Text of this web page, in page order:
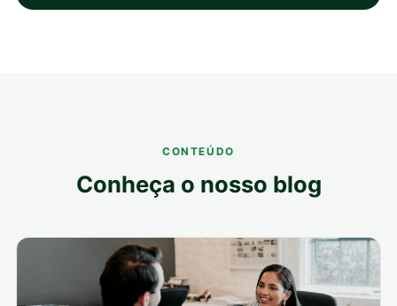
CONTEÚDO
Conheça o nosso blog